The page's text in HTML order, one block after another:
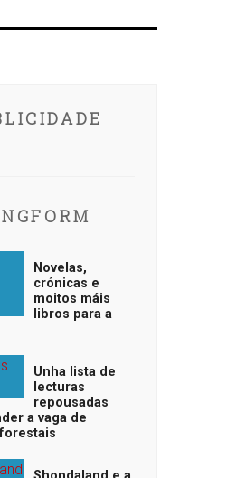
Novelas,
crónicas e
moitos máis
libros para a
Unha lista de
lecturas
repousadas
a vaga de